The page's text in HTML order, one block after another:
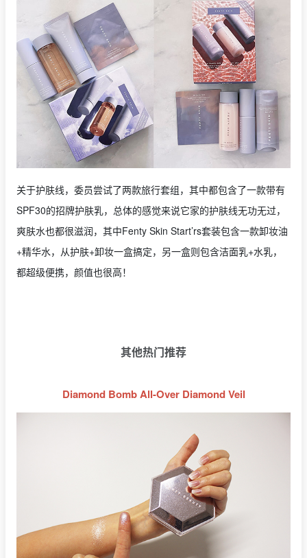
关于护肤线，委员尝试了两款旅行套组，其中都包含了一款带有
SPF30的招牌护肤乳，总体的感觉来说它家的护肤线无功无过，
爽肤水也都很滋润，其中Fenty Skin Start’rs套装包含一款卸妆油
+精华水，从护肤+卸妆一盒搞定，另一盒则包含洁面乳+水乳，
都超级便携，颜值也很高！
其他热门推荐
Diamond Bomb All-Over Diamond Veil